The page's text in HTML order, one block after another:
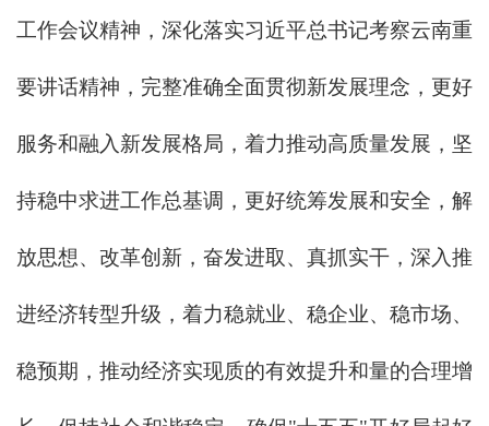
工作会议精神，深化落实习近平总书记考察云南重
要讲话精神，完整准确全面贯彻新发展理念，更好
服务和融入新发展格局，着力推动高质量发展，坚
持稳中求进工作总基调，更好统筹发展和安全，解
放思想、改革创新，奋发进取、真抓实干，深入推
进经济转型升级，着力稳就业、稳企业、稳市场、
稳预期，推动经济实现质的有效提升和量的合理增